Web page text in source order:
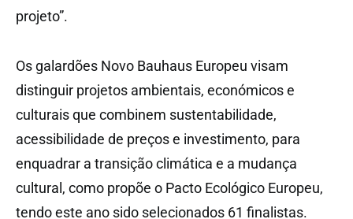
projeto”.
Os galardões Novo Bauhaus Europeu visam
distinguir projetos ambientais, económicos e
culturais que combinem sustentabilidade,
acessibilidade de preços e investimento, para
enquadrar a transição climática e a mudança
cultural, como propõe o Pacto Ecológico Europeu,
tendo este ano sido selecionados 61 finalistas.